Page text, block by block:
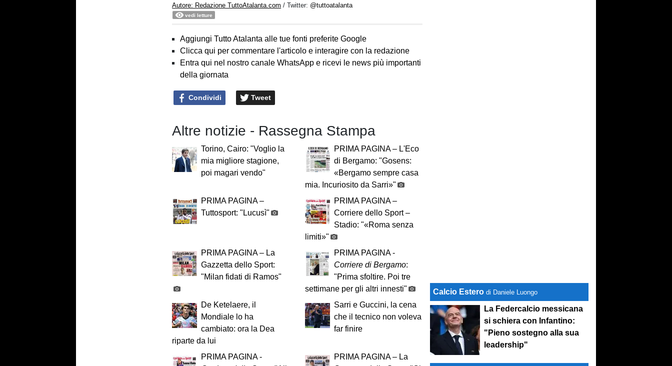
Autore: Redazione TuttoAtalanta.com / Twitter: @tuttoatalanta
vedi letture
Aggiungi Tutto Atalanta alle tue fonti preferite Google
Clicca qui per commentare l'articolo e interagire con la redazione
Entra qui nel nostro canale WhatsApp e ricevi le news più importanti
della giornata
Condividi Tweet
Altre notizie - Rassegna Stampa
Torino, Cairo: "Voglio la
mia migliore stagione,
poi magari vendo"
PRIMA PAGINA – L'Eco
di Bergamo: "Gosens:
«Bergamo sempre casa
mia. Incuriosito da Sarri»"
PRIMA PAGINA –
Tuttosport: "Lucusì"
PRIMA PAGINA –
Corriere dello Sport –
Stadio: "«Roma senza
limiti»"
PRIMA PAGINA – La
Gazzetta dello Sport:
"Milan fidati di Ramos"
PRIMA PAGINA -
Corriere di Bergamo:
"Prima sfoltire. Poi tre
settimane per gli altri innesti"
De Ketelaere, il
Mondiale lo ha
cambiato: ora la Dea
riparte da lui
Sarri e Guccini, la cena
che il tecnico non voleva
far finire
PRIMA PAGINA -
PRIMA PAGINA – La
Calcio Estero di Daniele Luongo
La Federcalcio messicana
si schiera con Infantino:
"Pieno sostegno alla sua
leadership"